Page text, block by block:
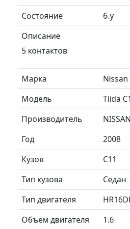
Состояние
б.у
Описание
5 контактов
Марка
Nissan
Модель
Tiida
Производитель
NISSAN
Год
2008
Кузов
C11
Тип кузова
Седан
Тип двигателя
Объем двигателя
1.6